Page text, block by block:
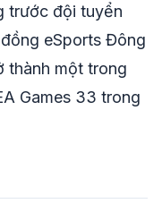
trước đội tuyển
eSports Đông
thành một trong
Games 33 trong